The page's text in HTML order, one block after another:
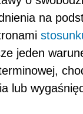
na
jeden
lub